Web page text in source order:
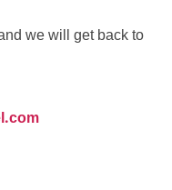
we will get back to